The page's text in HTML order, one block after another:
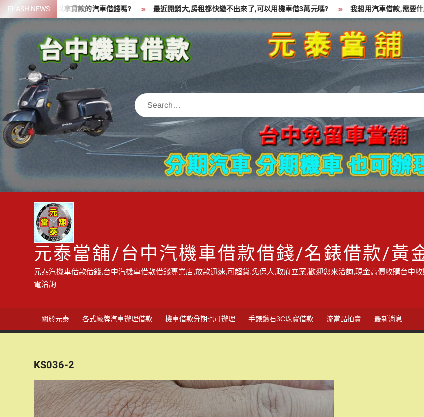
Skip
to
content
FLASH NEWS
筆資金,可以拿貸款的汽車借錢嗎? 最近開銷大,房租都快繳不出來了,可以用機車借3萬元嗎? 我想用汽車借款,需要什麼資
Search
元泰當舖/台中汽機車借款借錢/名錶借款/黃
元泰汽機車借款借錢,台中汽機車借款借錢專業店,放款迅速,可超貸,免保人,政府立案,歡迎您來洽詢,現金高價收購台中
電洽詢
關於元泰 各式廠牌汽車辦理借款 機車借款分期也可辦理 手錶鑽石3C珠寶借款 流當品拍賣 最新消息
KS036-2